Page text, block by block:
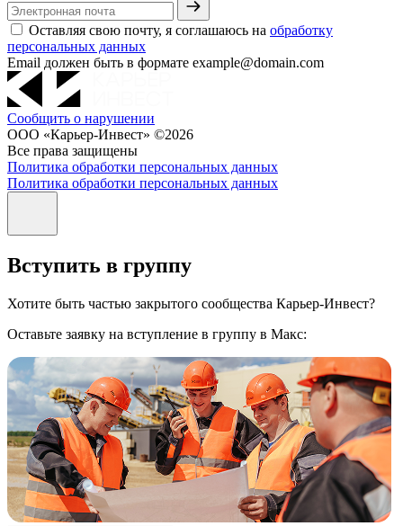
Оставляя свою почту, я соглашаюсь на обработку
персональных данных
Email должен быть в формате example@domain.com
Сообщить о нарушении
ООО «Карьер-Инвест» ©2026
Все права защищены
Политика обработки персональных данных
Политика обработки персональных данных
Вступить в группу
Хотите быть частью закрытого сообщества Карьер-Инвест?
Оставьте заявку на вступление в группу в Макс: